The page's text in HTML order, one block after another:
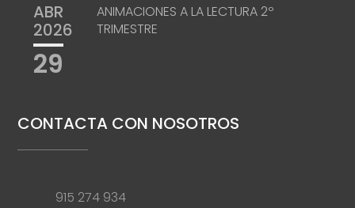
ABR
2026
29
ANIMACIONES A LA LECTURA 2º
TRIMESTRE
CONTACTA CON NOSOTROS
915 274 934